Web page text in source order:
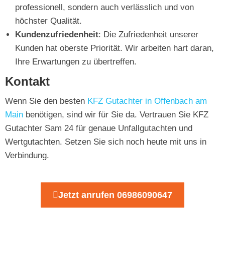
professionell, sondern auch verlässlich und von
höchster Qualität.
Kundenzufriedenheit: Die Zufriedenheit unserer
Kunden hat oberste Priorität. Wir arbeiten hart daran,
Ihre Erwartungen zu übertreffen.
Kontakt
Wenn Sie den besten KFZ Gutachter in Offenbach am
Main benötigen, sind wir für Sie da. Vertrauen Sie KFZ
Gutachter Sam 24 für genaue Unfallgutachten und
Wertgutachten. Setzen Sie sich noch heute mit uns in
Verbindung.
Jetzt anrufen 06986090647